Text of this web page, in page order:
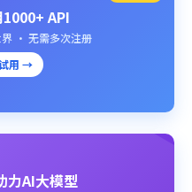
API
· 无需多次注册
用 →
力AI大模型